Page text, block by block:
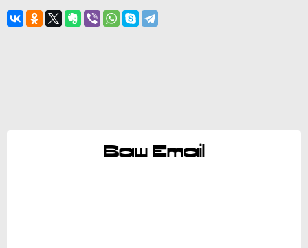
Ваш Email